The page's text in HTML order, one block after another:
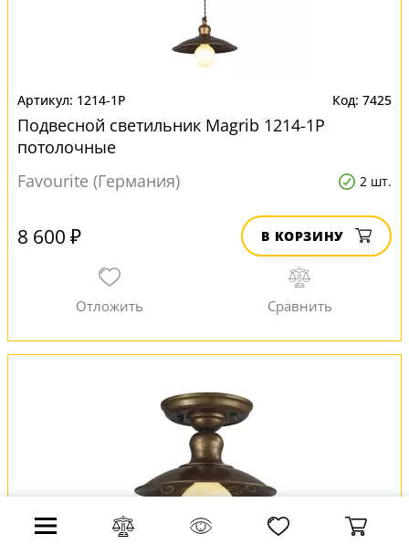
1214-1P 7425
Подвесной светильник Magrib 1214-1P
потолочные
Favourite (Германия)
2 шт.
8 600 ₽ В КОРЗИНУ